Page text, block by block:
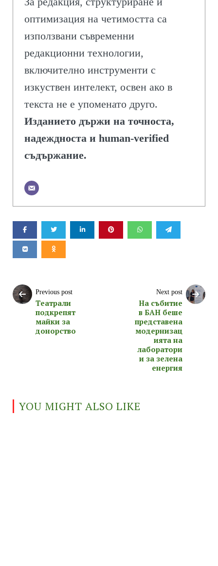
оптимизация на четимостта са
използвани съвременни
редакционни технологии,
включително инструменти с
изкуствен интелект, освен ако в
текста не е упоменато друго.
Изданието държи на точноста,
надеждноста и human-verified
съдържание.
Previous post
Театрали
подкрепят
майки за
донорство
Next post
На събитие
в БАН беше
представена
модернизац
ията на
лаборатори
и за зелена
енергия
YOU MIGHT ALSO LIKE